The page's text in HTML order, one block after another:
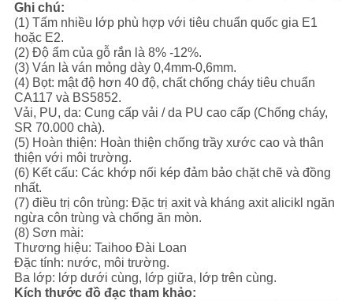
Ghi chú:
(1) Tấm nhiều lớp phù hợp với tiêu chuẩn quốc gia E1
hoặc E2.
(2) Độ ẩm của gỗ rắn là 8% -12%.
(3) Ván là ván mỏng dày 0,4mm-0,6mm.
(4) Bọt: mật độ hơn 40 độ, chất chống cháy tiêu chuẩn
CA117 và BS5852.
Vải, PU, ​​da: Cung cấp vải / da PU cao cấp (Chống cháy,
SR 70.000 chà).
(5) Hoàn thiện: Hoàn thiện chống trầy xước cao và thân
thiện với môi trường.
(6) Kết cấu: Các khớp nối kép đảm bảo chặt chẽ và đồng
nhất.
(7) điều trị côn trùng: Đặc trị axit và kháng axit alicikl ngăn
ngừa côn trùng và chống ăn mòn.
(8) Sơn mài:
Thương hiệu: Taihoo Đài Loan
Đặc tính: nước, môi trường.
Ba lớp: lớp dưới cùng, lớp giữa, lớp trên cùng.
Kích thước đồ đạc tham khảo: